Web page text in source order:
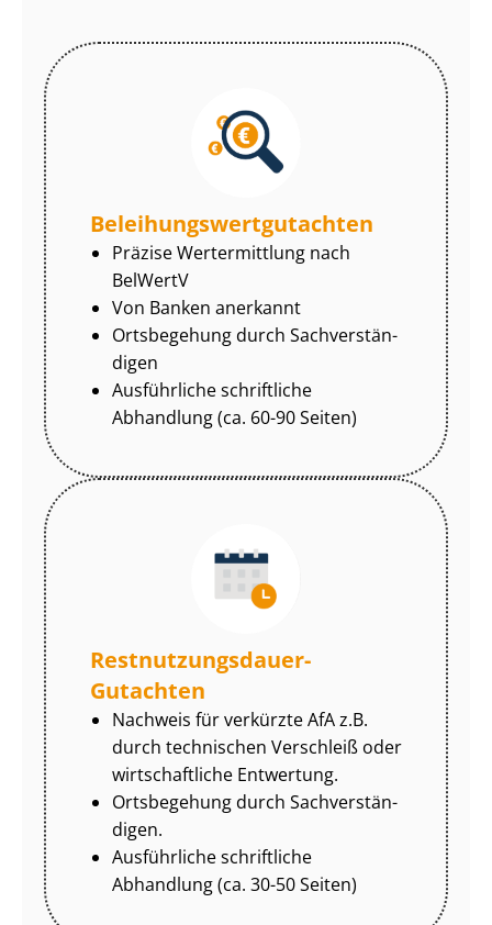
Be­lei­hungs­wert­gut­ach­ten
Präzise Wertermittlung nach
BelWertV
Von Banken anerkannt
Ortsbegehung durch Sach­ver­stän­
di­gen
Ausführliche schriftliche
Abhandlung (ca. 60-90 Seiten)
Rest­nut­zungs­dau­er-
Gutachten
Nachweis für verkürzte AfA z.B.
durch technischen Verschleiß oder
wirtschaftliche Entwertung.
Ortsbegehung durch Sach­ver­stän­
di­gen.
Ausführliche schriftliche
Abhandlung (ca. 30-50 Seiten)